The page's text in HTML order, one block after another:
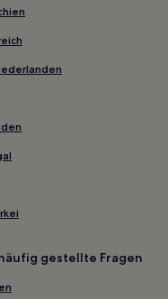
Park
Football Museum
Levenshulme
of Salford
Theater Manchester
Opera House
gestellte Fragen